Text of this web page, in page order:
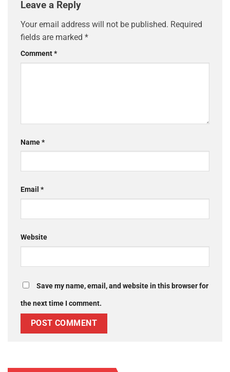
Leave a Reply
Your email address will not be published. Required
fields are marked *
Comment*
Name*
Email *
Website
Save my name, email, and website in this browser for
the next time I comment.